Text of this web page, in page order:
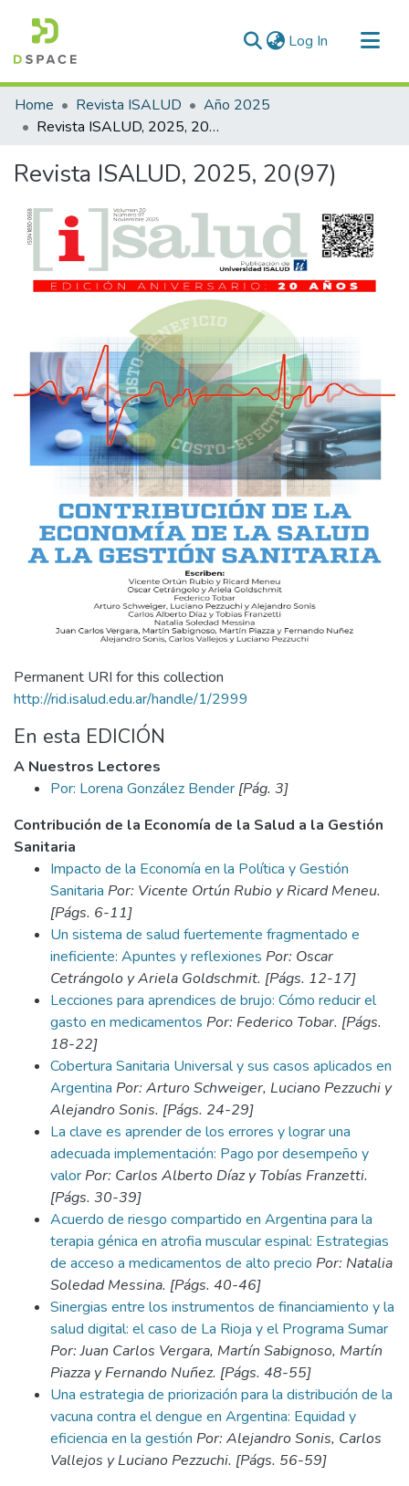
Log In (current)
Communities & Collections
All of DSpace
Home Revista ISALUD
Año 2025
Revista ISALUD, 2025, 20(97)
Revista ISALUD, 2025, 20(97)
Permanent URI for this collection
http://rid.isalud.edu.ar/handle/1/2999
En esta EDICIÓN
A Nuestros Lectores
Por: Lorena González Bender [Pág. 3]
Contribución de la Economía de la Salud a la Gestión
Sanitaria
Impacto de la Economía en la Política y Gestión
Sanitaria Por: Vicente Ortún Rubio y Ricard Meneu.
[Págs. 6-11]
Un sistema de salud fuertemente fragmentado e
ineficiente: Apuntes y reflexiones Por: Oscar
Cetrángolo y Ariela Goldschmit. [Págs. 12-17]
Lecciones para aprendices de brujo: Cómo reducir el
gasto en medicamentos Por: Federico Tobar. [Págs.
18-22]
Cobertura Sanitaria Universal y sus casos aplicados en
Argentina Por: Arturo Schweiger, Luciano Pezzuchi y
Alejandro Sonis. [Págs. 24-29]
La clave es aprender de los errores y lograr una
adecuada implementación: Pago por desempeño y
valor Por: Carlos Alberto Díaz y Tobías Franzetti.
[Págs. 30-39]
Acuerdo de riesgo compartido en Argentina para la
terapia génica en atrofia muscular espinal: Estrategias
de acceso a medicamentos de alto precio Por: Natalia
Soledad Messina. [Págs. 40-46]
Sinergias entre los instrumentos de financiamiento y la
salud digital: el caso de La Rioja y el Programa Sumar
Por: Juan Carlos Vergara, Martín Sabignoso, Martín
Piazza y Fernando Nuñez. [Págs. 48-55]
Una estrategia de priorización para la distribución de la
vacuna contra el dengue en Argentina: Equidad y
eficiencia en la gestión Por: Alejandro Sonis, Carlos
Vallejos y Luciano Pezzuchi. [Págs. 56-59]